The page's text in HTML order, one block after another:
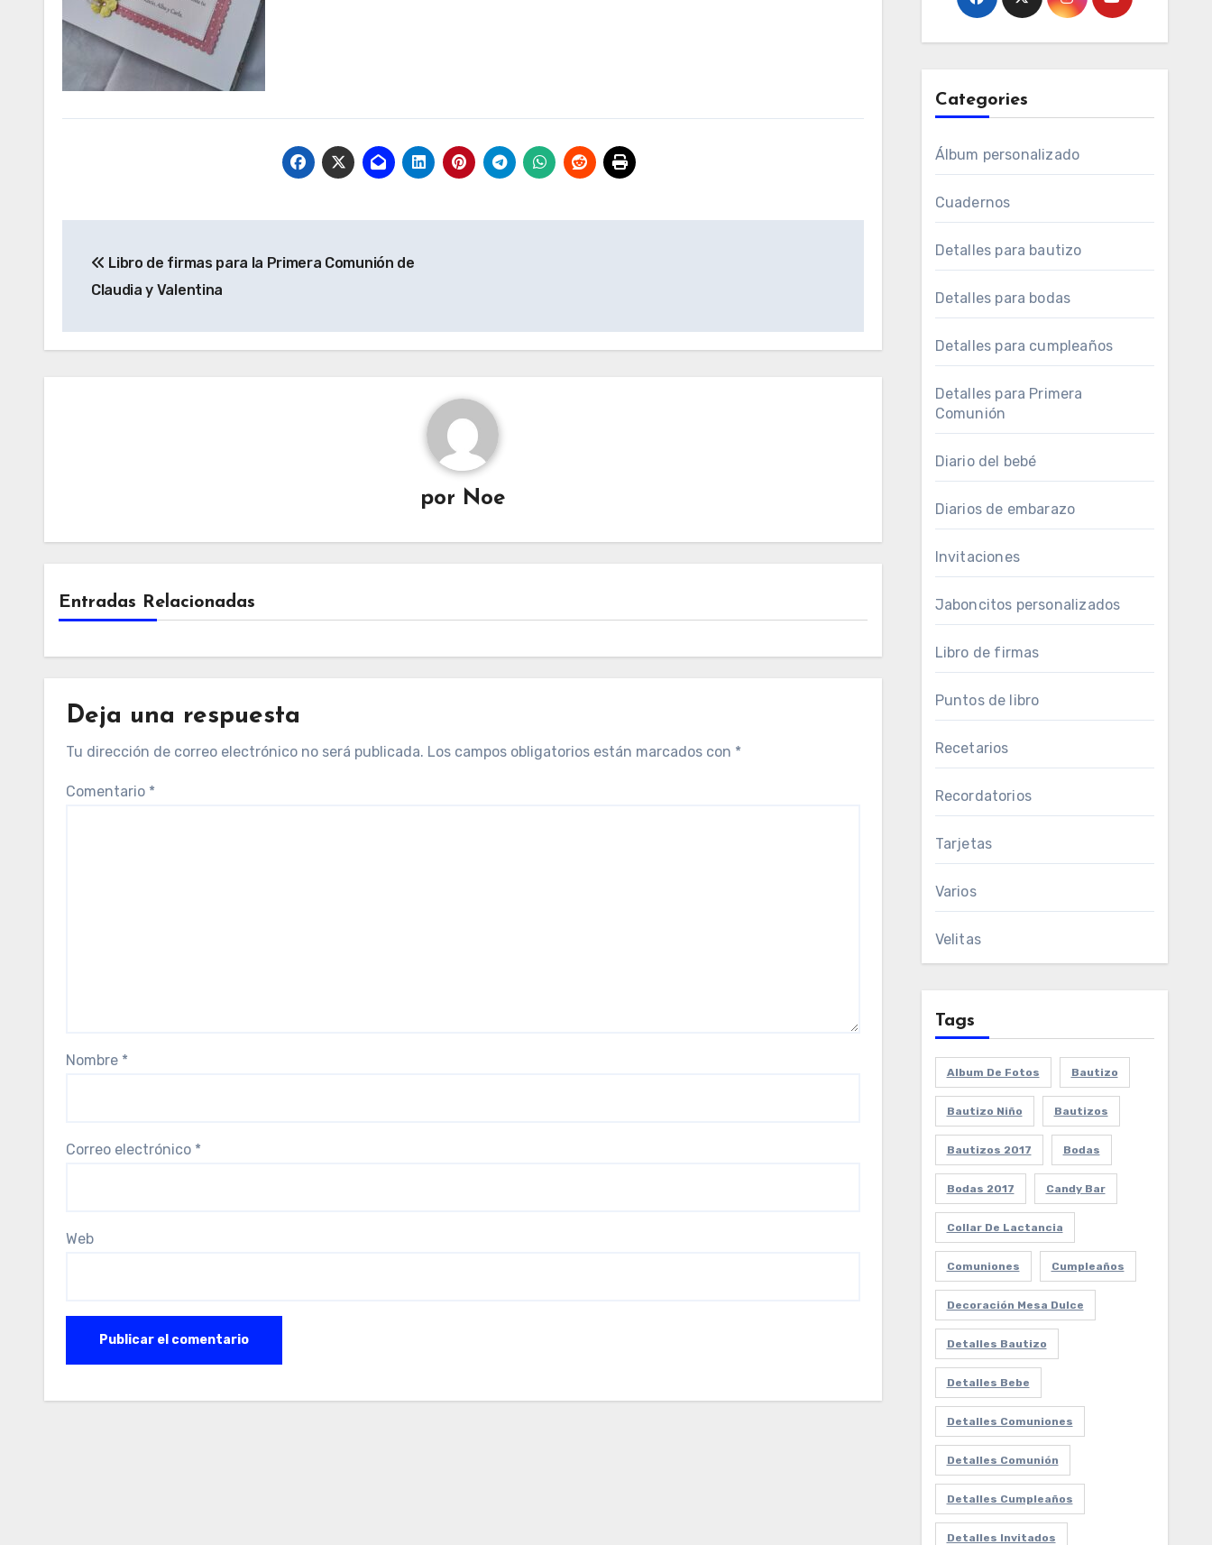
de
Libro de firmas para la Primera Comunión de
Claudia y Valentina
por Noe
Entradas Relacionadas
Deja una respuesta
Tu dirección de correo electrónico no será publicada. Los campos obligatorios están marcados con *
Comentario *
Nombre *
Correo electrónico *
Web
Categories
Álbum personalizado
Cuadernos
Detalles para bautizo
Detalles para bodas
Detalles para cumpleaños
Detalles para Primera
Comunión
Diario del bebé
Diarios de embarazo
Invitaciones
Jaboncitos personalizados
Libro de firmas
Puntos de libro
Recetarios
Recordatorios
Tarjetas
Varios
Velitas
Tags
Album De Fotos Bautizo
Bautizo Niño Bautizos
Bautizos 2017 Bodas
Bodas 2017 Candy Bar
Collar De Lactancia
Comuniones Cumpleaños
Decoración Mesa Dulce
Detalles Bautizo
Detalles Bebe
Detalles Comuniones
Detalles Comunión
Detalles Cumpleaños
Detalles Invitados